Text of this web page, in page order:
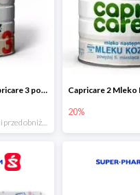
Mleko następne Capricare 3 powyżej 12 miesięcy 400 g
20%